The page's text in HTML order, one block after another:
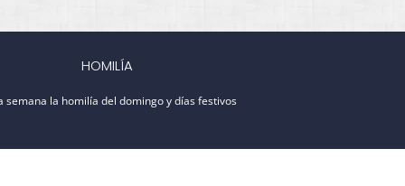
HOMILÍA
semana la homilía del domingo y días festivos